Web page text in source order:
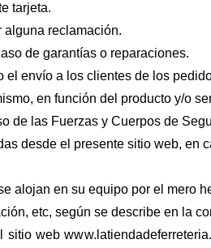
tarjeta.
alguna reclamación.
de garantías o reparaciones.
envío a los clientes de los
en función del producto y/o
de las Fuerzas y Cuerpos de
desde el presente sitio web, en
alojan en su equipo por el mero
etc, según se describe en la
web